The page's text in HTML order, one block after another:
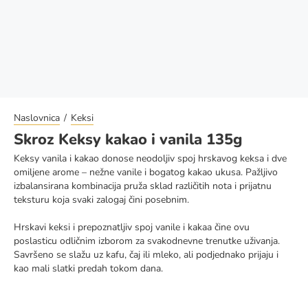
Naslovnica Keksi
Skroz Keksy kakao i vanila 135g
Keksy vanila i kakao donose neodoljiv spoj hrskavog keksa i dve
omiljene arome – nežne vanile i bogatog kakao ukusa. Pažljivo
izbalansirana kombinacija pruža sklad različitih nota i prijatnu
teksturu koja svaki zalogaj čini posebnim.
Hrskavi keksi i prepoznatljiv spoj vanile i kakaa čine ovu
poslasticu odličnim izborom za svakodnevne trenutke uživanja.
Savršeno se slažu uz kafu, čaj ili mleko, ali podjednako prijaju i
kao mali slatki predah tokom dana.